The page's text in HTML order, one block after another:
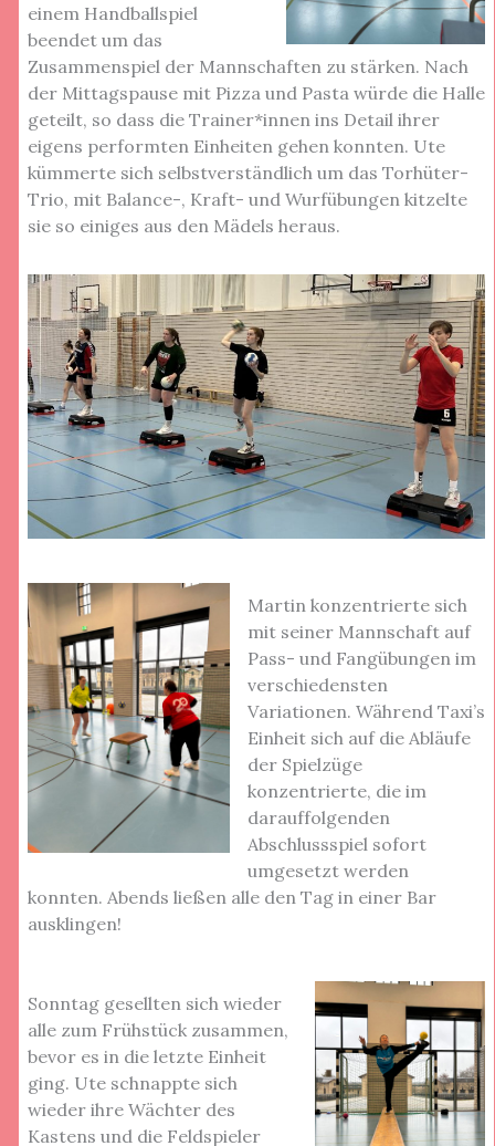
einem Handballspiel
beendet um das
Zusammenspiel der Mannschaften zu stärken. Nach
der Mittagspause mit Pizza und Pasta würde die Halle
geteilt, so dass die Trainer*innen ins Detail ihrer
eigens performten Einheiten gehen konnten. Ute
kümmerte sich selbstverständlich um das Torhüter-
Trio, mit Balance-, Kraft- und Wurfübungen kitzelte
sie so einiges aus den Mädels heraus.
Martin konzentrierte sich
mit seiner Mannschaft auf
Pass- und Fangübungen im
verschiedensten
Variationen. Während Taxi’s
Einheit sich auf die Abläufe
der Spielzüge
konzentrierte, die im
darauffolgenden
Abschlussspiel sofort
umgesetzt werden
konnten. Abends ließen alle den Tag in einer Bar
ausklingen!
Sonntag gesellten sich wieder
alle zum Frühstück zusammen,
bevor es in die letzte Einheit
ging. Ute schnappte sich
wieder ihre Wächter des
Kastens und die Feldspieler